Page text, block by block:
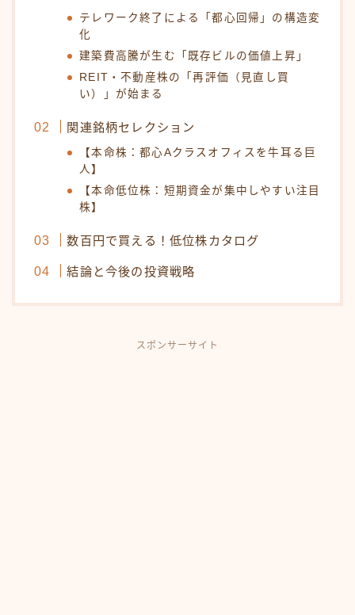
テレワーク終了による「都心回帰」の構造変
化
建築費高騰が生む「既存ビルの価値上昇」
REIT・不動産株の「再評価（見直し買
い）」が始まる
関連銘柄セレクション
【本命株：都心Aクラスオフィスを牛耳る巨
人】
【本命低位株：短期資金が集中しやすい注目
株】
数百円で買える！低位株カタログ
結論と今後の投資戦略
スポンサーサイト